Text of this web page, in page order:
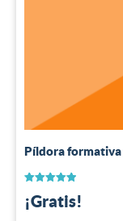
Píldora
con
5.00
¡Gratis!